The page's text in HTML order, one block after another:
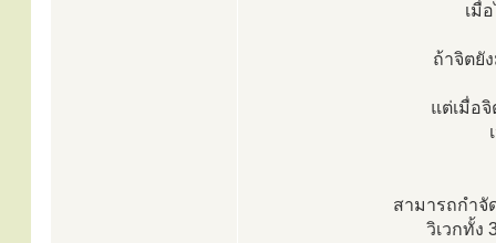
เมื่
ถ้าจิตยั
แต่เมื่อ
สามารถกำจั
วิเวกทั้ง